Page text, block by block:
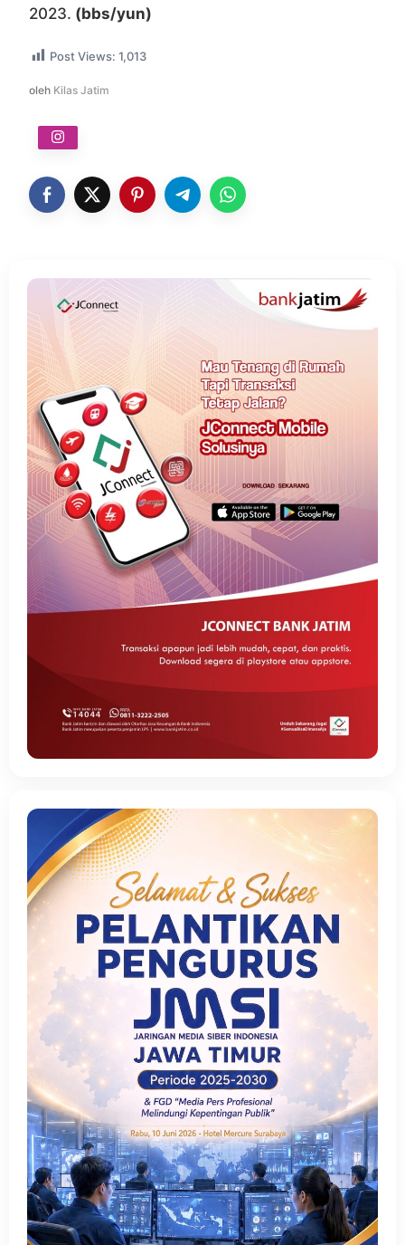
2023. (bbs/yun)
Post Views: 1,013
oleh Kilas Jatim